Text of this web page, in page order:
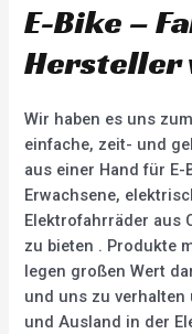
E-Bike –
Hersteller
Wir haben es uns
einfache, zeit- und
aus einer Hand für
Erwachsene,
Elektrofahrräder aus
zu bieten . Produkte
legen großen Wert
und uns zu verhalten
und Ausland in der